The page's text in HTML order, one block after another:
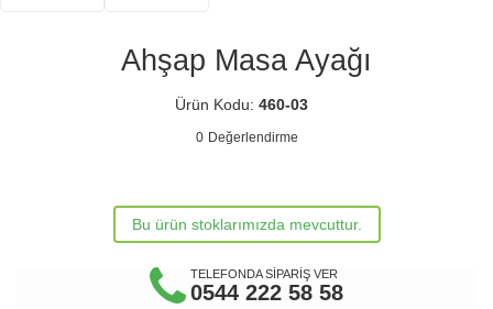
Ahşap Masa Ayağı
Ürün Kodu: 460-03
0 Değerlendirme
Bu ürün stoklarımızda mevcuttur.
TELEFONDA SİPARİŞ VER
0544 222 58 58